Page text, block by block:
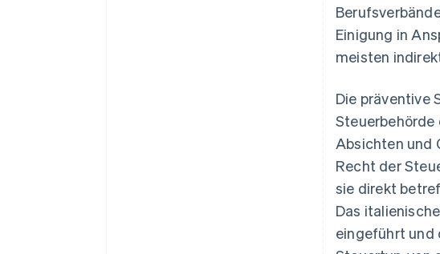
Einigung in
meisten
Die präventive
Steuerbehörde
Absichten und
Recht der
sie direkt
Das
eingeführt und